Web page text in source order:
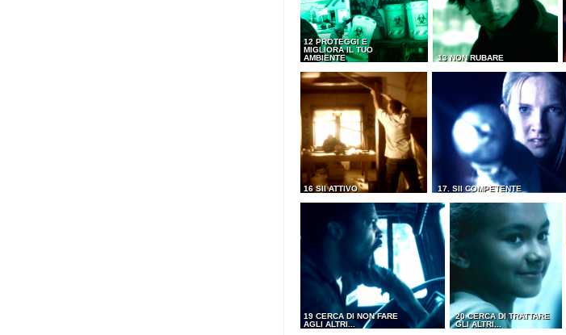
12 PROTEGGI E
MIGLIORA IL TUO
AMBIENTE
13 NON RUBARE
16 SII ATTIVO 17. SII COMPETENTE
19 CERCA DI NON FARE
AGLI ALTRI...
20 CERCA DI TRATTARE
GLI ALTRI...